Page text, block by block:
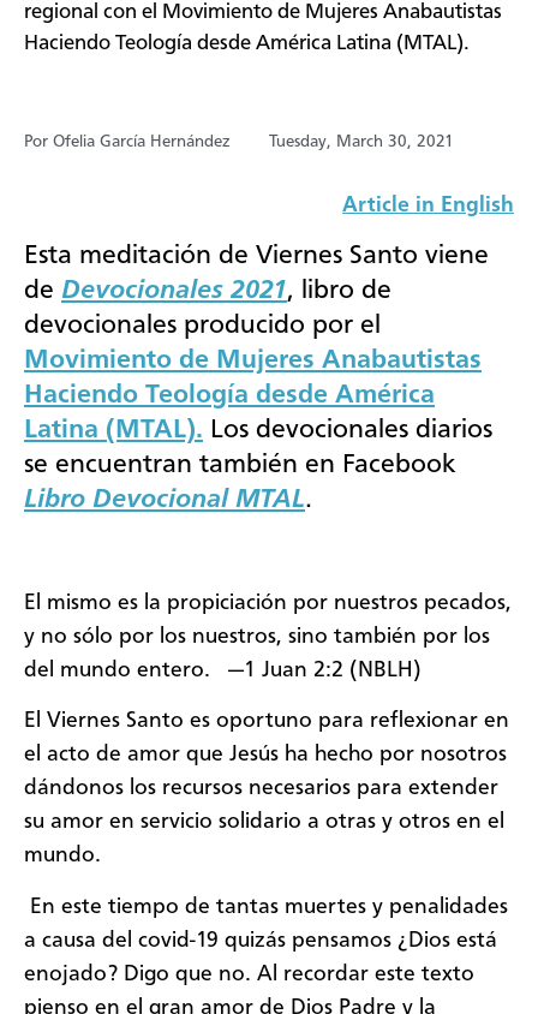
regional con el Movimiento de Mujeres Anabautistas
Haciendo Teología desde América Latina (MTAL).
Por Ofelia García Hernández Tuesday, March 30, 2021
Article in English
Esta meditación de Viernes Santo viene
de Devocionales 2021, libro de
devocionales producido por el
Movimiento de Mujeres Anabautistas
Haciendo Teología desde América
Latina (MTAL). Los devocionales diarios
se encuentran también en Facebook
Libro Devocional MTAL.
El mismo es la propiciación por nuestros pecados,
y no sólo por los nuestros, sino también por los
del mundo entero. —1 Juan 2:2 (NBLH)
El Viernes Santo es oportuno para reflexionar en
el acto de amor que Jesús ha hecho por nosotros
dándonos los recursos necesarios para extender
su amor en servicio solidario a otras y otros en el
mundo.
En este tiempo de tantas muertes y penalidades
a causa del covid-19 quizás pensamos ¿Dios está
enojado? Digo que no. Al recordar este texto
pienso en el gran amor de Dios Padre y la